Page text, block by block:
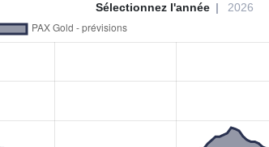
Sélectionnez l'année 2026